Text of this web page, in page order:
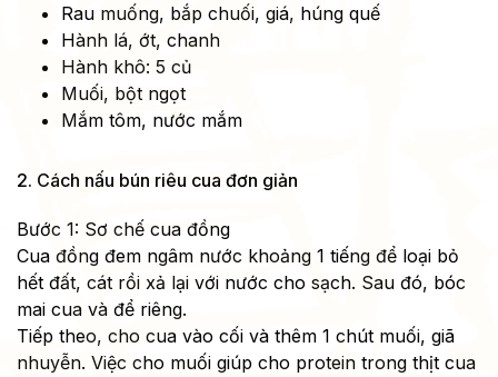
Rau muống, bắp chuối, giá, húng quế
Hành lá, ớt, chanh
Hành khô: 5 củ
Muối, bột ngọt
Mắm tôm, nước mắm
2. Cách nấu bún riêu cua đơn giản
Bước 1: Sơ chế cua đồng
Cua đồng đem ngâm nước khoảng 1 tiếng để loại bỏ
hết đất, cát rồi xả lại với nước cho sạch. Sau đó, bóc
mai cua và để riêng.
Tiếp theo, cho cua vào cối và thêm 1 chút muối, giã
nhuyễn. Việc cho muối giúp cho protein trong thịt cua